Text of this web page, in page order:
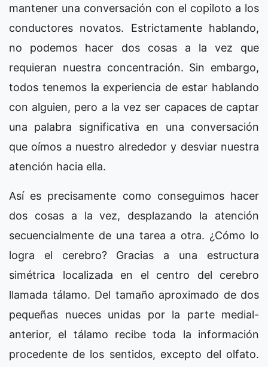
mantener una conversación con el copiloto a los
conductores novatos. Estrictamente hablando,
no podemos hacer dos cosas a la vez que
requieran nuestra concentración. Sin embargo,
todos tenemos la experiencia de estar hablando
con alguien, pero a la vez ser capaces de captar
una palabra significativa en una conversación
que oímos a nuestro alrededor y desviar nuestra
atención hacia ella.
Así es precisamente como conseguimos hacer
dos cosas a la vez, desplazando la atención
secuencialmente de una tarea a otra. ¿Cómo lo
logra el cerebro? Gracias a una estructura
simétrica localizada en el centro del cerebro
llamada tálamo. Del tamaño aproximado de dos
pequeñas nueces unidas por la parte medial-
anterior, el tálamo recibe toda la información
procedente de los sentidos, excepto del olfato.